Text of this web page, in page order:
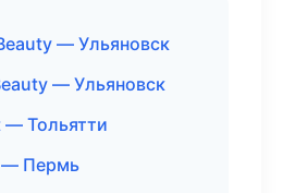
— Ульяновск
— Ульяновск
— Тольятти
— Пермь